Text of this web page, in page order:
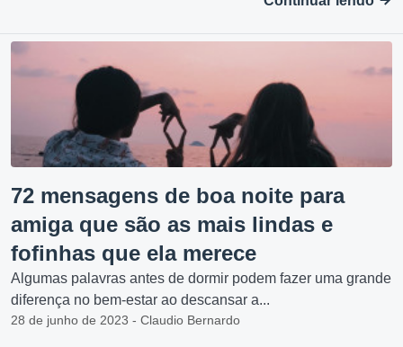
72 mensagens de boa noite para
amiga que são as mais lindas e
fofinhas que ela merece
Algumas palavras antes de dormir podem fazer uma grande
diferença no bem-estar ao descansar a...
28 de junho de 2023 - Claudio Bernardo